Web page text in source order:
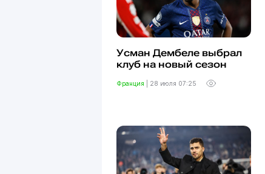
Усман Дембеле выбрал
клуб на новый сезон
Франция 28 июля 07:25